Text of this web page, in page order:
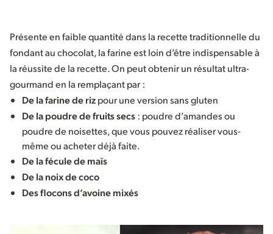
Présente en faible quantité dans la recette traditionnelle du
fondant au chocolat, la farine est loin d’être indispensable à
la réussite de la recette. On peut obtenir un résultat ultra-
gourmand en la remplaçant par :
De la farine de rizpour une version sans gluten
De la poudre de fruits secs: poudre d’amandes ou
poudre de noisettes, que vous pouvez réaliser vous-
même ou acheter déjà faite.
De la fécule de maïs
De la noix de coco
Des flocons d’avoine mixés